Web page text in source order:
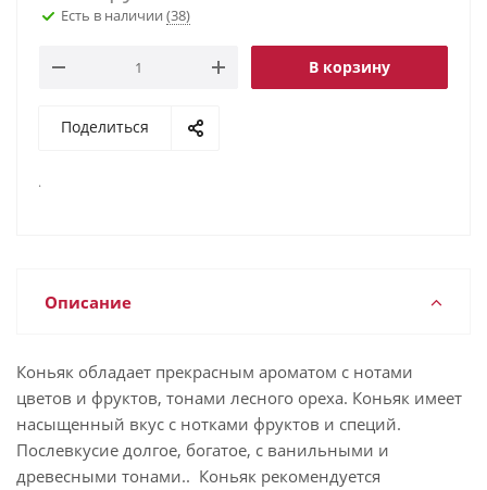
Есть в наличии (38)
В корзину
Поделиться
.
Описание
Коньяк обладает прекрасным ароматом с нотами
цветов и фруктов, тонами лесного ореха. Коньяк имеет
насыщенный вкус с нотками фруктов и специй.
Послевкусие долгое, богатое, с ванильными и
древесными тонами.. Коньяк рекомендуется